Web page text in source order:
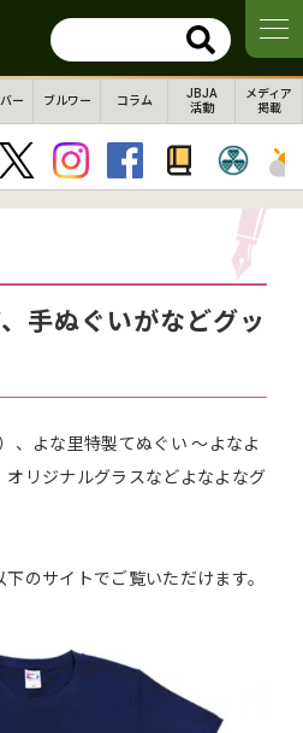
ー ブルワー コラム
JBJA
活動
メディア
掲載
手ぬぐいがなどグッ
、よな里特製てぬぐい ～よなよ
オリジナルグラスなどよなよなグ
のサイトでご覧いただけます。